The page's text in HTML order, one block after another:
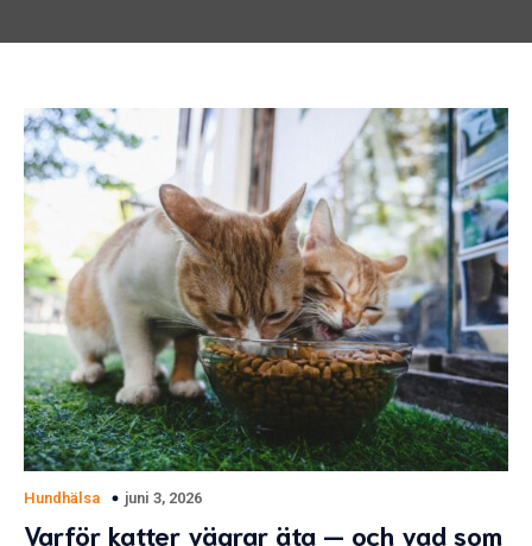
Hundhälsa juni 3, 2026
Varför katter vägrar äta — och vad som